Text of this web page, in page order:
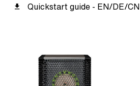
Quickstart guide - EN/DE/CN